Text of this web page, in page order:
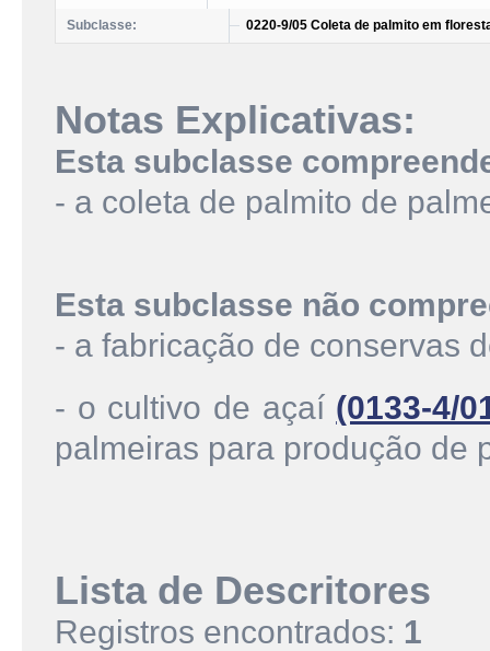
Subclasse: 0220-9/05 Coleta de palmito em
Notas Explicativas:
Esta subclasse
- a coleta de palmito de
Esta subclasse não
- a fabricação de conservas
- o cultivo de açaí (0133-4/
palmeiras para produção de
Lista de Descritores
Registros encontrados: 1